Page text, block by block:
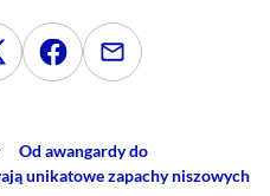
na LinkedInna Twitterze
Udostępnij na
Udostępnij
Od awangardy do
unikatowe zapachy niszowych